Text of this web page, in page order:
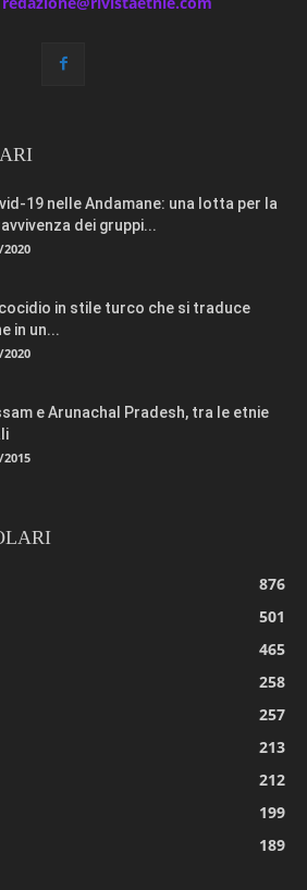
19 nelle Andamane: una lotta per la
dei gruppi...
in stile turco che si traduce
in un...
e Arunachal Pradesh, tra le etnie
876
501
465
258
257
213
212
199
189